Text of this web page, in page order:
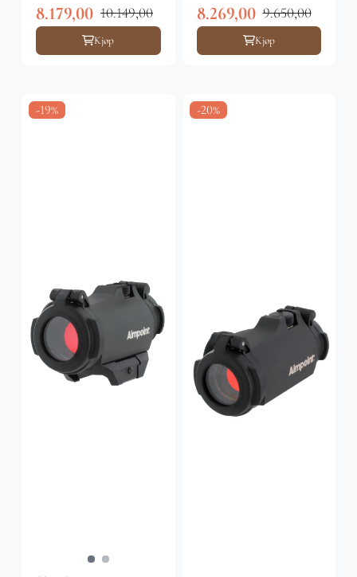
8.179,00 10.149,00
Kjøp
8.269,00 9.650,00
Kjøp
-19% -20%